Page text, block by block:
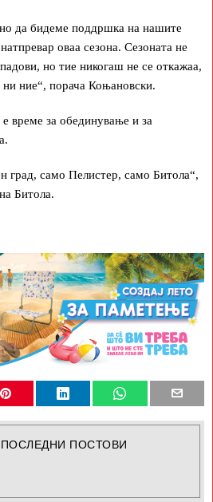
да бидеме поддршка на нашите
оваа сезона. Сезоната не
но тие никогаш не се откажаа,
ние“, порача Коњановски.
време за обединување и за
град, само Пелистер, само Битола“,
Битола.
ПОСЛЕДНИ ПОСТОВИ